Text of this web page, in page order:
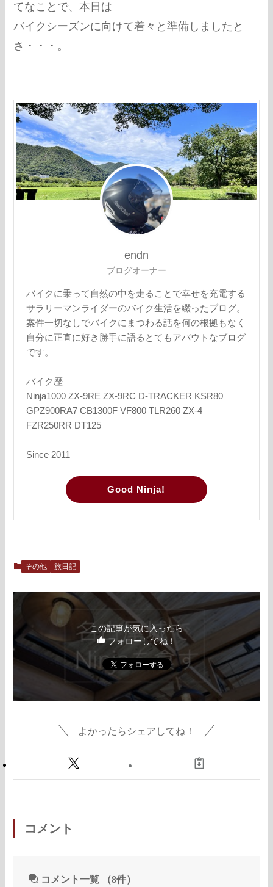
てなことで、本日は
バイクシーズンに向けて着々と準備しましたと
さ・・・。
endn
ブログオーナー
バイクに乗って自然の中を走ることで幸せを充電する
サラリーマンライダーのバイク生活を綴ったブログ。
案件一切なしでバイクにまつわる話を何の根拠もなく
自分に正直に好き勝手に語るとてもアバウトなブログ
です。
バイク歴
Ninja1000 ZX-9RE ZX-9RC D-TRACKER KSR80
GPZ900RA7 CB1300F VF800 TLR260 ZX-4
FZR250RR DT125
Since 2011
Good Ninja!
その他 旅日記
この記事が気に入ったら
フォローしてね！
よかったらシェアしてね！
コメント
コメント一覧 （8件）